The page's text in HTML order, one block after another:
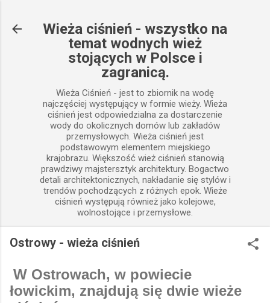
Wieża ciśnień - wszystko na
temat wodnych wież
stojących w Polsce i
zagranicą.
Wieża Ciśnień - jest to zbiornik na wodę
najczęściej występujący w formie wieży. Wieża
ciśnień jest odpowiedzialna za dostarczenie
wody do okolicznych domów lub zakładów
przemysłowych. Wieża ciśnień jest
podstawowym elementem miejskiego
krajobrazu. Większość wież ciśnień stanowią
prawdziwy majstersztyk architektury. Bogactwo
detali architektonicznych, nakładanie się stylów i
trendów pochodzących z różnych epok. Wieże
ciśnień występują również jako kolejowe,
wolnostojące i przemysłowe.
Ostrowy - wieża ciśnień
W Ostrowach, w powiecie
łowickim, znajdują się dwie wieże